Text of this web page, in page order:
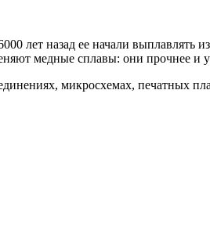
лет назад ее начали выплавлять
медные сплавы: они прочнее и
микросхемах, печатных